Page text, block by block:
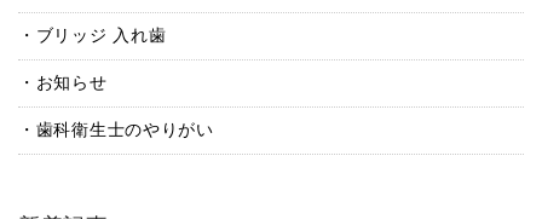
ブリッジ 入れ歯
お知らせ
歯科衛生士のやりがい